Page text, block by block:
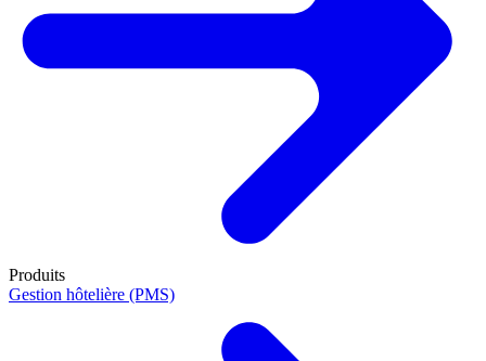
Produits
Gestion hôtelière (PMS)